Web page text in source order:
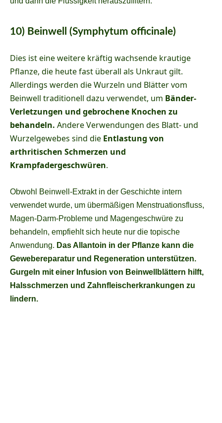
10) Beinwell (Symphytum officinale)
Dies ist eine weitere kräftig wachsende krautige
Pflanze, die heute fast überall als Unkraut gilt.
Allerdings werden die Wurzeln und Blätter vom
Beinwell traditionell dazu verwendet, um Bänder-
Verletzungen und gebrochene Knochen zu
behandeln. Andere Verwendungen des Blatt- und
Wurzelgewebes sind die Entlastung von
arthritischen Schmerzen und
Krampfadergeschwüren.
Obwohl Beinwell-Extrakt in der Geschichte intern
verwendet wurde, um übermäßigen Menstruationsfluss,
Magen-Darm-Probleme und Magengeschwüre zu
behandeln, empfiehlt sich heute nur die topische
Anwendung. Das Allantoin in der Pflanze kann die
Gewebereparatur und Regeneration unterstützen.
Gurgeln mit einer Infusion von Beinwellblättern hilft,
Halsschmerzen und Zahnfleischerkrankungen zu
lindern.